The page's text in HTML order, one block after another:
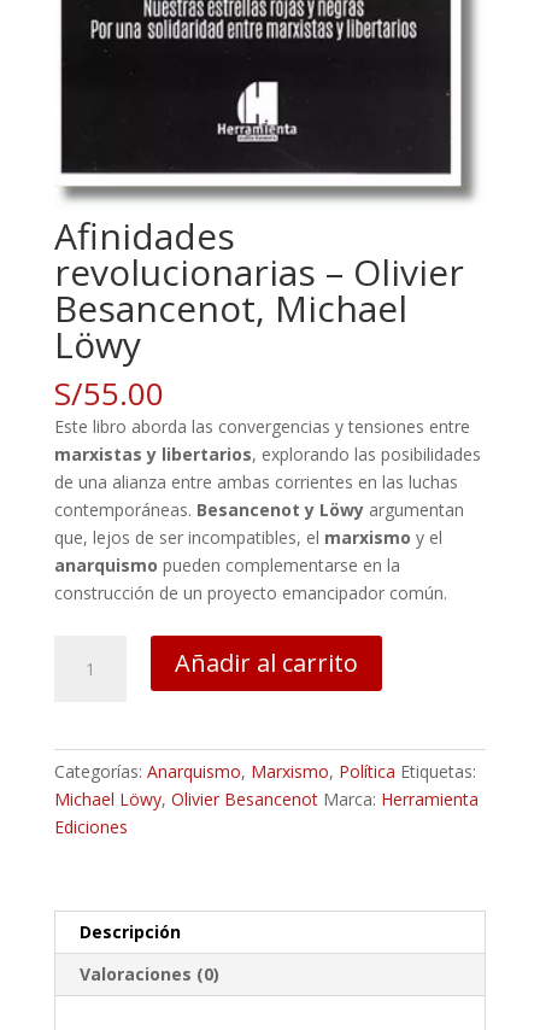
Afinidades
revolucionarias – Olivier
Besancenot, Michael
Löwy
S/55.00
Este libro aborda las convergencias y tensiones entre
marxistas y libertarios, explorando las posibilidades
de una alianza entre ambas corrientes en las luchas
contemporáneas. Besancenot y Löwyargumentan
que, lejos de ser incompatibles, el marxismo y el
anarquismo pueden complementarse en la
construcción de un proyecto emancipador común.
revolucionarias
Besancenot,
Michael
Löwy
Añadir al carrito
Categorías: Anarquismo, Marxismo, Política Etiquetas:
Michael Löwy, Olivier Besancenot Marca: Herramienta
Ediciones
Descripción
Valoraciones (0)